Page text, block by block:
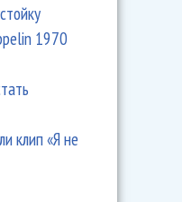
1970
клип «Я не